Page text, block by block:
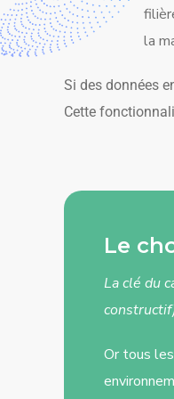
la
Si des données
Cette
Le
La clé du
Or tous